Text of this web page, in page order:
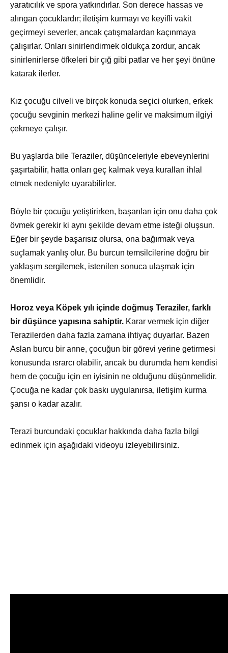
yaratıcılık ve spora yatkındırlar. Son derece hassas ve
alıngan çocuklardır; iletişim kurmayı ve keyifli vakit
geçirmeyi severler, ancak çatışmalardan kaçınmaya
çalışırlar. Onları sinirlendirmek oldukça zordur, ancak
sinirlenirlerse öfkeleri bir çığ gibi patlar ve her şeyi önüne
katarak ilerler.
Kız çocuğu cilveli ve birçok konuda seçici olurken, erkek
çocuğu sevginin merkezi haline gelir ve maksimum ilgiyi
çekmeye çalışır.
Bu yaşlarda bile Teraziler, düşünceleriyle ebeveynlerini
şaşırtabilir, hatta onları geç kalmak veya kuralları ihlal
etmek nedeniyle uyarabilirler.
Böyle bir çocuğu yetiştirirken, başarıları için onu daha çok
övmek gerekir ki aynı şekilde devam etme isteği oluşsun.
Eğer bir şeyde başarısız olursa, ona bağırmak veya
suçlamak yanlış olur. Bu burcun temsilcilerine doğru bir
yaklaşım sergilemek, istenilen sonuca ulaşmak için
önemlidir.
Horoz veya Köpek yılı içinde doğmuş Teraziler, farklı
bir düşünce yapısına sahiptir. Karar vermek için diğer
Terazilerden daha fazla zamana ihtiyaç duyarlar. Bazen
Aslan burcu bir anne, çocuğun bir görevi yerine getirmesi
konusunda ısrarcı olabilir, ancak bu durumda hem kendisi
hem de çocuğu için en iyisinin ne olduğunu düşünmelidir.
Çocuğa ne kadar çok baskı uygulanırsa, iletişim kurma
şansı o kadar azalır.
Terazi burcundaki çocuklar hakkında daha fazla bilgi
edinmek için aşağıdaki videoyu izleyebilirsiniz.